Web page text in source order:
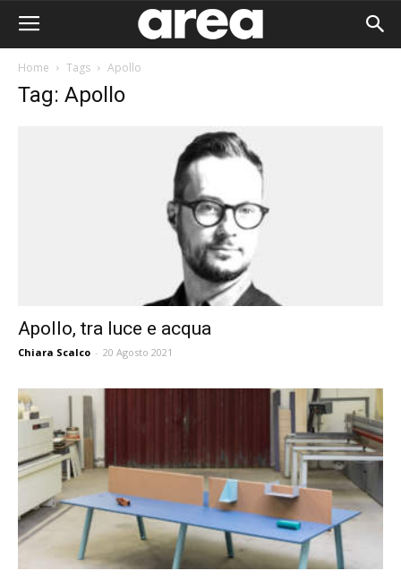
Home Tags Apollo
Tag: Apollo
Apollo, tra luce e acqua
Chiara Scalco - 20 Agosto 2021